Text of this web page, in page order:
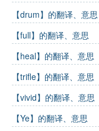
【drum】的翻译、意思
【full】的翻译、意思
【heal】的翻译、意思
【trifle】的翻译、意思
【vivid】的翻译、意思
【Ye】的翻译、意思